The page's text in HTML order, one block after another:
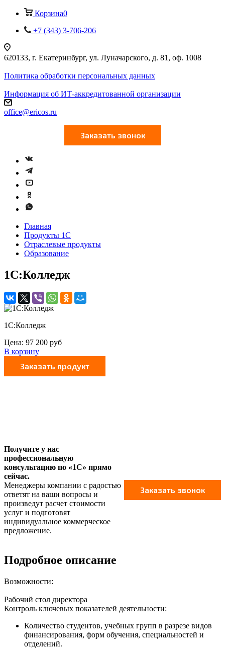
Корзина0
+7 (343) 3-706-206
620133, г. Екатеринбург, ул. Луначарского, д. 81, оф. 1008
Политика обработки персональных данных
Информация об ИТ-аккредитованной организации
office@ericos.ru
Главная
Продукты 1С
Отраслевые продукты
Образование
1С:Колледж
1С:Колледж
Цена: 97 200 руб
В корзину
Получите у нас
профессиональную
консультацию по «1С» прямо
сейчас.
Менеджеры компании с радостью
ответят на ваши вопросы и
произведут расчет стоимости
услуг и подготовят
индивидуальное коммерческое
предложение.
Подробное описание
Возможности:
Рабочий стол директора
Контроль ключевых показателей деятельности:
Количество студентов, учебных групп в разрезе видов
финансирования, форм обучения, специальностей и
отделений.